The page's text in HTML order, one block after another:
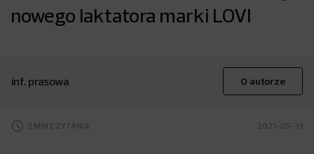
nowego laktatora marki LOVI
inf. prasowa O autorze
2 MIN CZYTANIA 2021-05-19